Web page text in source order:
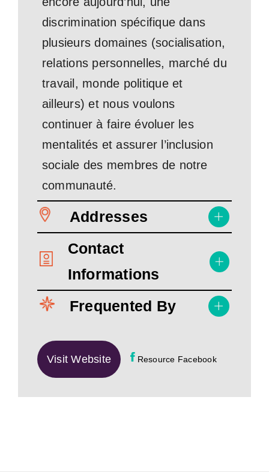
discrimination spécifique dans
plusieurs domaines (socialisation,
relations personnelles, marché du
travail, monde politique et
ailleurs) et nous voulons
continuer à faire évoluer les
mentalités et assurer l’inclusion
sociale des membres de notre
communauté.
Addresses
Contact
Informations
Frequented By
Visit Website Resource Facebook